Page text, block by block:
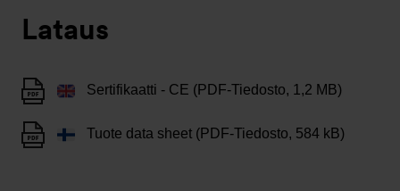
Lataus
Sertifikaatti - CE (PDF-Tiedosto, 1,2 MB)
Tuote data sheet (PDF-Tiedosto, 584 kB)